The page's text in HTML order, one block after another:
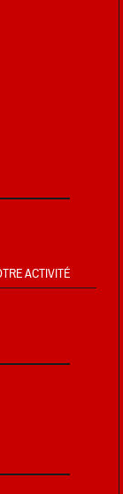
ACTIVITÉ